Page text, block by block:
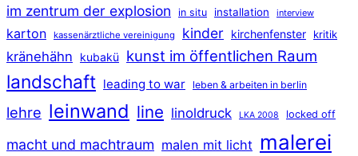
im zentrum der explosion in situ installation interview
karton kassenärztliche vereinigung kinder kirchenfenster kritik
kränehähn kubakü kunst im öffentlichen Raum
landschaft leading to war leben & arbeiten in berlin
lehre leinwand line linoldruck LKA 2008 locked off
macht und machtraum malen mit licht malerei